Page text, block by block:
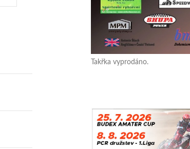
Takřka vyprodáno.